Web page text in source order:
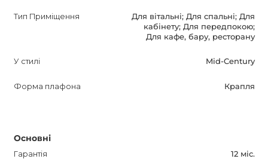
додайте цей захоплюючий світильник в свій дім або
офіс, щоб насолоджуватися його красою і
Тип Приміщення
Для вітальні; Для спальні; Для
кабінету; Для передпокою;
Для кафе, бару, ресторану
У стилі Mid-Century
Форма плафона Крапля
Основні
Гарантія 12 міс.